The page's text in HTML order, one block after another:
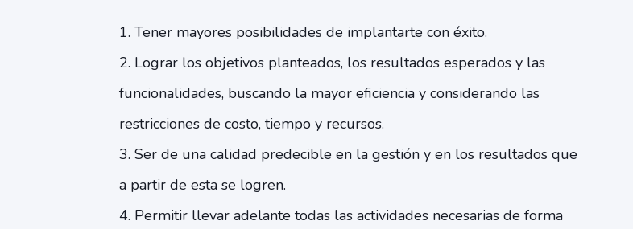
1. Tener mayores posibilidades de implantarte con éxito.
2. Lograr los objetivos planteados, los resultados esperados y las
funcionalidades, buscando la mayor eficiencia y considerando las
restricciones de costo, tiempo y recursos.
3. Ser de una calidad predecible en la gestión y en los resultados que
a partir de esta se logren.
4. Permitir llevar adelante todas las actividades necesarias de forma